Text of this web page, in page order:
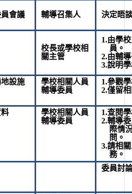
會議 輔導召集人 決定晤
校長或學校相
關主管
1.由學
員。
2.由輔
3.說明
設施
學校相關人員
輔導委員
1.參觀
2.僅留
學校相關人員
輔導委員
1.查閱
2.輔導
際情
問。
3.請相
務。
委員討